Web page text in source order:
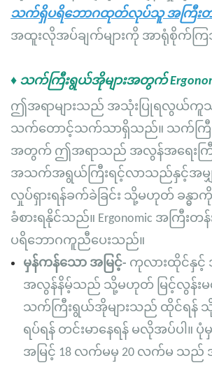
သက်ရှိပရိဘောဂထုတ်လုပ်သူ အကြီးတန်
အထူးလိုအပ်ချက်များကို အာရုံစိုက်က
♦ သက်ကြီးရွယ်အိုများအတွက်
ဤအရာများသည် အသုံးပြုရလွယ်ကူသ
သက်တောင့်သက်သာရှိသည်။ သက်ကြီး
အတွက် ဤအရာသည် အလွန်အရေးကြီ
အသက်အရွယ်ကြီးရင့်လာသည်နှင့်အမ
လှုပ်ရှားရန်ခက်ခဲခြင်း သို့မဟုတ် ခန္ဓ
ခံစားရနိုင်သည်။ Ergonomic အကြီးတ
ပရိဘောဂကူညီပေးသည်။
မှန်ကန်သော အမြင့်- ကုလားထိုင်နှင့်
အလွန်နိမ့်သည် သို့မဟုတ် မြင့်လွန်းမန
သက်ကြီးရွယ်အိုများသည် ထိုင်ရ
ရပ်ရန် တင်းမာနေရန် မလိုအပ်ပါ။ ပုံ
အမြင့် 18 လက်မမှ 20 လက်မ သည်